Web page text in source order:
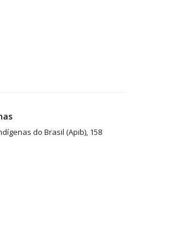
do Brasil (Apib), 158